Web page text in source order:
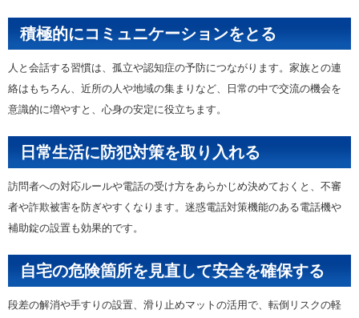
積極的にコミュニケーションをとる
人と会話する習慣は、孤立や認知症の予防につながります。家族との連
絡はもちろん、近所の人や地域の集まりなど、日常の中で交流の機会を
意識的に増やすと、心身の安定に役立ちます。
日常生活に防犯対策を取り入れる
訪問者への対応ルールや電話の受け方をあらかじめ決めておくと、不審
者や詐欺被害を防ぎやすくなります。迷惑電話対策機能のある電話機や
補助錠の設置も効果的です。
自宅の危険箇所を見直して安全を確保する
段差の解消や手すりの設置、滑り止めマットの活用で、転倒リスクの軽